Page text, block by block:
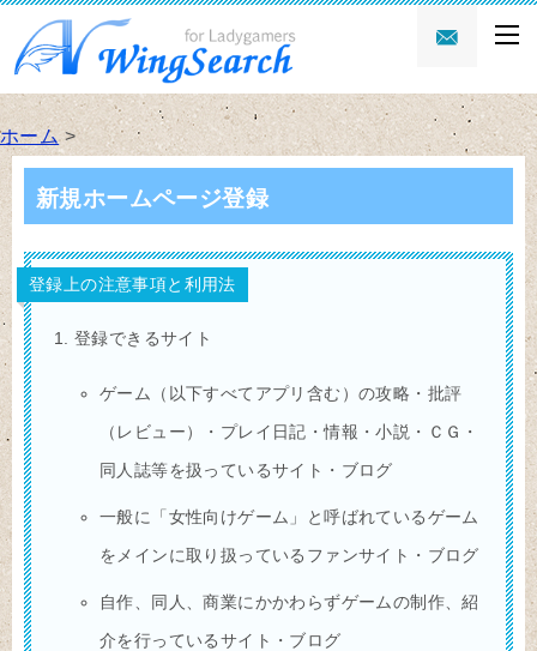
ホーム>
新規ホームページ登録
登録上の注意事項と利用法
登録できるサイト
ゲーム（以下すべてアプリ含む）の攻略・批評
（レビュー）・プレイ日記・情報・小説・ＣＧ・
同人誌等を扱っているサイト・ブログ
一般に「女性向けゲーム」と呼ばれているゲーム
をメインに取り扱っているファンサイト・ブログ
自作、同人、商業にかかわらずゲームの制作、紹
介を行っているサイト・ブログ